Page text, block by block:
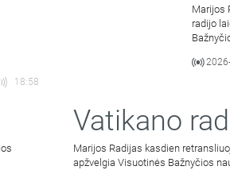
Marijos
radijo
18:58
Vatikano
Marijos Radijas kasdien
apžvelgia Visuotinės Bažnyčios